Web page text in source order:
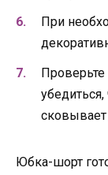
При
Юбка-шорт